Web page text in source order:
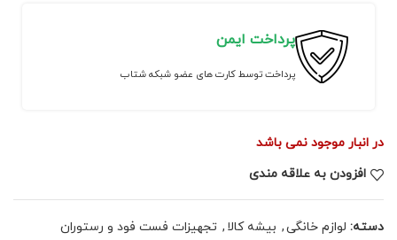
پرداخت ایمن
پرداخت توسط کارت های عضو شبکه شتاب
در انبار موجود نمی باشد
افزودن به علاقه مندی
دسته: لوازم خانگی, بیشه کالا , تجهیزات فست فود و رستوران